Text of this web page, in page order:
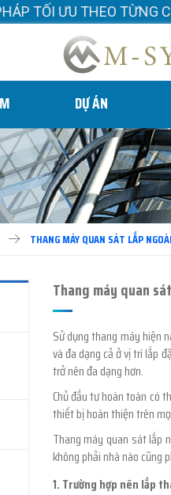
TỪNG CÔNG TRÌNH
DỰ ÁN
THANG MÁY QUAN SÁT LẮP
Thang máy quan
Sử dụng thang máy hiện
và đa dạng cả ở vị trí lắp
trở nên đa dạng hơn.
Chủ đầu tư hoàn toàn có
thiết bị hoàn thiện trên
Thang máy quan sát lắp
không phải nhà nào cũng
1. Trường hợp nên lắp